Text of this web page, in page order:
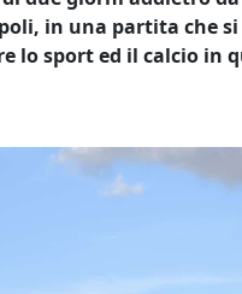
in una partita che
lo sport ed il calcio in